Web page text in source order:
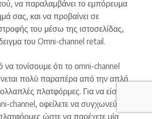
να παραλαμβάνει το εμπόρευμα
σας, και να προβαίνει σε
του μέσω της ιστοσελίδας,
του Omni-channel retail.
να τονίσουμε ότι το οmni-channel
πολύ παραπέρα από την απλή
πλατφόρμες. Για να είστε
channel, οφείλετε να συγχωνεύεται
ώστε να παρέχετε μία